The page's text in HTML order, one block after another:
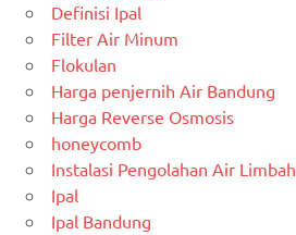
Definisi Ipal
Filter Air Minum
Flokulan
Harga penjernih Air Bandung
Harga Reverse Osmosis
honeycomb
Instalasi Pengolahan Air Limbah
Ipal
Ipal Bandung